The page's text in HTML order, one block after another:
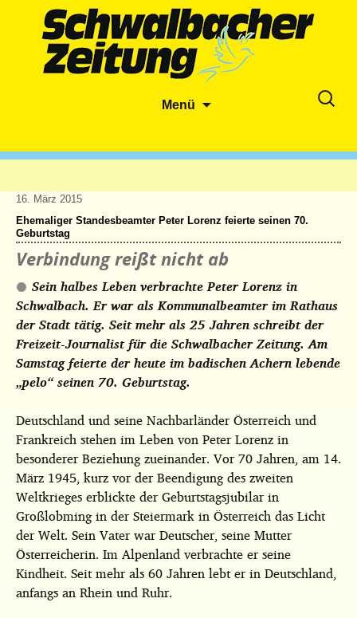
Menü
Suche
16. März 2015
Ehemaliger Standesbeamter Peter Lorenz feierte seinen 70.
Geburtstag
Verbindung reißt nicht ab
Sein halbes Leben verbrachte Peter Lorenz in
Schwalbach. Er war als Kommunalbeamter im Rathaus
der Stadt tätig. Seit mehr als 25 Jahren schreibt der
Freizeit-Journalist für die Schwalbacher Zeitung. Am
Samstag feierte der heute im badischen Achern lebende
„pelo“ seinen 70. Geburtstag.
Deutschland und seine Nachbarländer Österreich und
Frankreich stehen im Leben von Peter Lorenz in
besonderer Beziehung zueinander. Vor 70 Jahren, am 14.
März 1945, kurz vor der Beendigung des zweiten
Weltkrieges erblickte der Geburtstagsjubilar in
Großlobming in der Steiermark in Österreich das Licht
der Welt. Sein Vater war Deutscher, seine Mutter
Österreicherin. Im Alpenland verbrachte er seine
Kindheit. Seit mehr als 60 Jahren lebt er in Deutschland,
anfangs an Rhein und Ruhr.